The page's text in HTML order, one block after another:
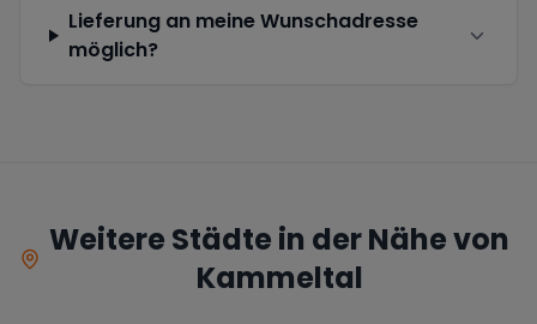
Lieferung an meine Wunschadresse
möglich?
Weitere Städte in der Nähe von
Kammeltal